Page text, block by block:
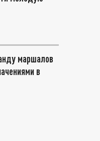
маршалов
в